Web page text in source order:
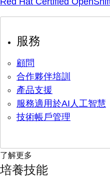
服務
顧問
合作夥伴培訓
產品支援
服務適用於AI人工智慧
技術帳戶管理
了解更多
培養技能